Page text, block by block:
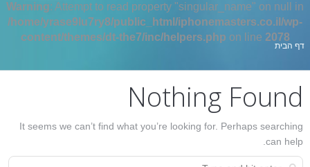
Warning: Attempt to read property "singular_name" on null in
/home/yrase9lu7ry8/public_html/iphonemasters.co.il/wp-
content/themes/dt-the7/inc/helpers.php on line 2078
אתה כאן:
דף הבית
Nothing Found
It seems we can’t find what you’re looking for. Perhaps searching
can help.